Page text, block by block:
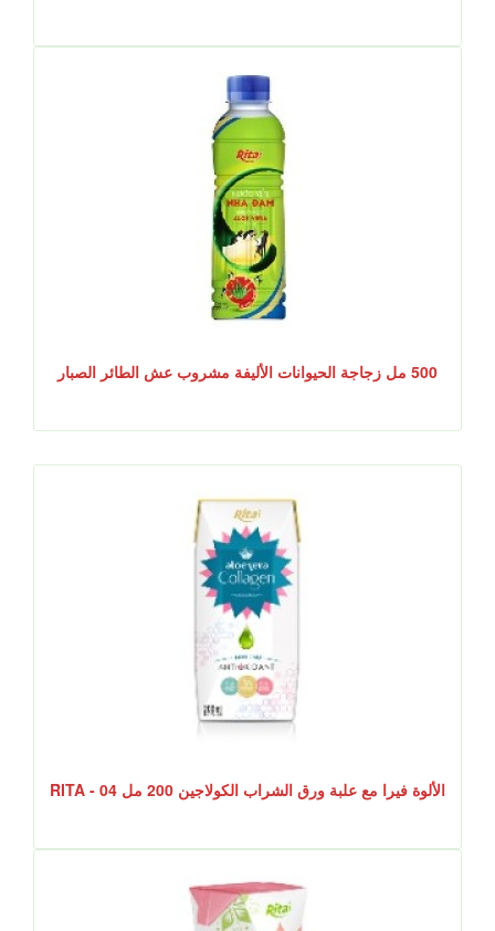
500 مل زجاجة الحيوانات الأليفة مشروب عش الطائر الصبار
الألوة فيرا مع علبة ورق الشراب الكولاجين 200 مل RITA - 04